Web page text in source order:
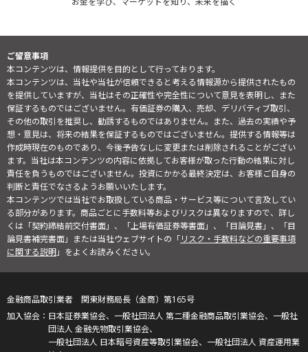
ご留意事項
本コンテンツは、情報提供を目的として行っております。
本コンテンツは、当社や当社が信頼できると考える情報源から提供されたもの
を提供していますが、当社はその正確性や完全性について意見を表明し、また
保証するものではございません。有価証券の購入、売却、デリバティブ取引、
その他の取引を推奨し、勧誘するものではありません。また、過去の実績や予
想・意見は、将来の結果を保証するものではございません。提供する情報等は
作成時現在のものであり、今後予告なしに変更または削除されることがござい
ます。当社は本コンテンツの内容に依拠してお客様が取った行動の結果に対し
責任を負うものではございません。投資にかかる最終決定は、お客様ご自身の
判断と責任でなさるようお願いいたします。
本コンテンツでは当社でお取扱している商品・サービス等について言及してい
る部分があります。商品ごとに手数料等およびリスクは異なりますので、詳し
くは「契約締結前交付書面」、「上場有価証券等書面」、「目論見書」、「目
論見書補完書面」または当社ウェブサイトの「リスク・手数料などの重要事項
に関する説明」をよくお読みください。
金融商品取引業者 関東財務局長（金商）第165号
日本証券業協会、一般社団法人 第二種金融商品取引業協会、一般社
団法人 金融先物取引業協会、
一般社団法人 日本暗号資産等取引業協会、一般社団法人 資産運用業